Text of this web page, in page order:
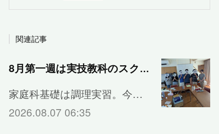
関連記事
8月第一週は実技教科のスクーリング
家庭科基礎は調理実習。今…
2026.08.07 06:35